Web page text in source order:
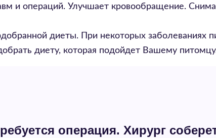
и операций. Улучшает кровообращение.
диеты. При некоторых заболеваниях
диету, которая подойдет Вашему
операция. Хирург